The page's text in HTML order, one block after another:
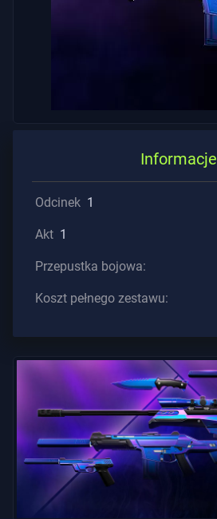
Informacje
Odcinek 1
Akt 1
Przepustka bojowa:
Koszt pełnego zestawu: